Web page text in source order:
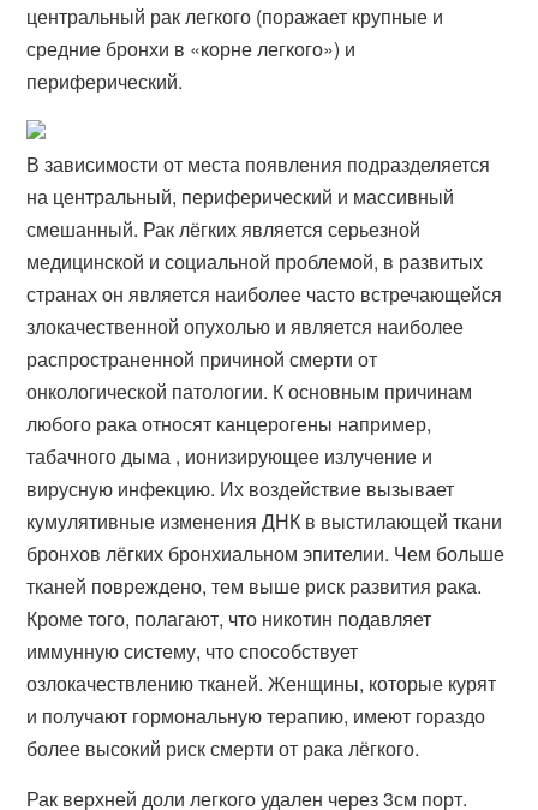
центральный рак легкого (​поражает крупные и
средние бронхи в «корне легкого») и
периферический.
В зависимости от места появления подразделяется
на центральный, периферический и массивный
смешанный. Рак лёгких является серьезной
медицинской и социальной проблемой, в развитых
странах он является наиболее часто встречающейся
злокачественной опухолью и является наиболее
распространенной причиной смерти от
онкологической патологии. К основным причинам
любого рака относят канцерогены например,
табачного дыма , ионизирующее излучение и
вирусную инфекцию. Их воздействие вызывает
кумулятивные изменения ДНК в выстилающей ткани
бронхов лёгких бронхиальном эпителии. Чем больше
тканей повреждено, тем выше риск развития рака.
Кроме того, полагают, что никотин подавляет
иммунную систему, что способствует
озлокачествлению тканей. Женщины, которые курят
и получают гормональную терапию, имеют гораздо
более высокий риск смерти от рака лёгкого.
Рак верхней доли легкого удален через 3см порт.